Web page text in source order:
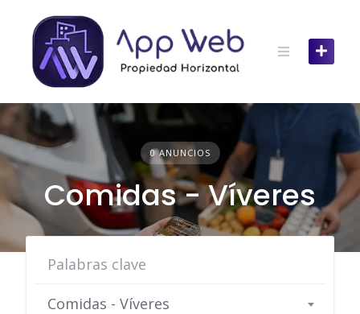
content
0 ANUNCIOS
Comidas - Víveres
Comidas - Víveres